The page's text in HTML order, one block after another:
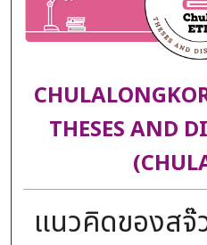
THESES AND
แนวคิดของสจ๊